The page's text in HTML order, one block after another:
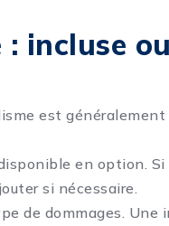
incluse
est généralement
en option. Si
si nécessaire.
de dommages. Une